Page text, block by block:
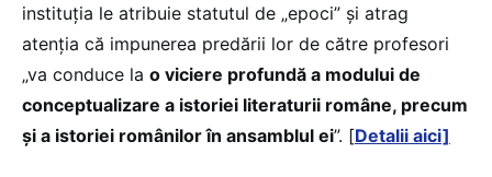
instituția le atribuie statutul de „epoci” și atrag
atenția că impunerea predării lor de către profesori
„va conduce la o viciere profundă a modului de
conceptualizare a istoriei literaturii române, precum
și a istoriei românilor în ansamblul ei”. [Detalii aici]